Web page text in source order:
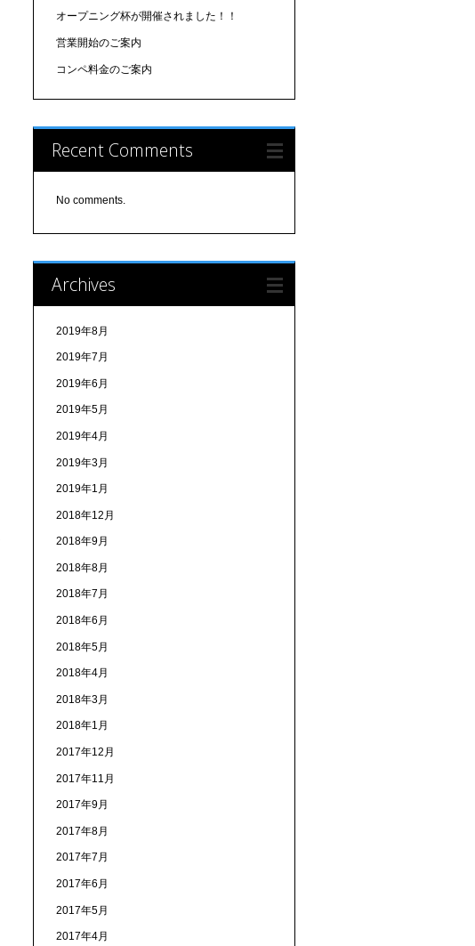
オープニング杯が開催されました！！
営業開始のご案内
コンペ料金のご案内
Recent Comments
No comments.
Archives
2019年8月
2019年7月
2019年6月
2019年5月
2019年4月
2019年3月
2019年1月
2018年12月
2018年9月
2018年8月
2018年7月
2018年6月
2018年5月
2018年4月
2018年3月
2018年1月
2017年12月
2017年11月
2017年9月
2017年8月
2017年7月
2017年6月
2017年5月
2017年4月